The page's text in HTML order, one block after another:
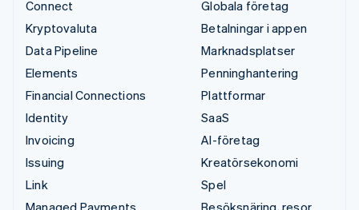
Connect
Kryptovaluta
Data Pipeline
Elements
Financial Connections
Identity
Invoicing
Issuing
Link
Managed Payments
Globala företag
Betalningar i appen
Marknadsplatser
Penninghantering
Plattformar
SaaS
AI-företag
Kreatörsekonomi
Spel
Besöksnäring, resor